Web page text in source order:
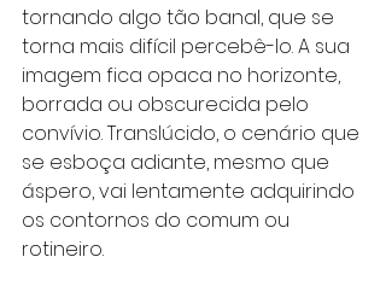
tornando algo tão banal, que se
torna mais difícil percebê-lo. A sua
imagem fica opaca no horizonte,
borrada ou obscurecida pelo
convívio. Translúcido, o cenário que
se esboça adiante, mesmo que
áspero, vai lentamente adquirindo
os contornos do comum ou
rotineiro.